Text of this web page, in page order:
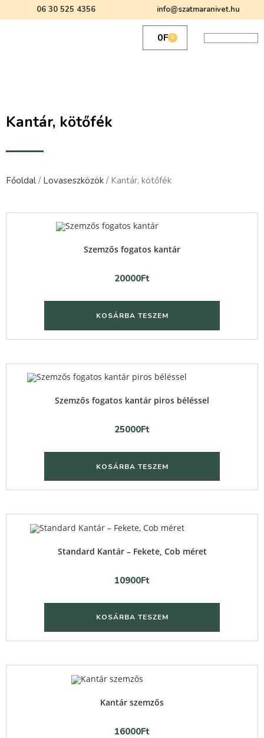
06 30 525 4356 info@szatmaranivet.hu
0Ft0
Kantár, kötőfék
Főoldal / Lovaseszközök / Kantár, kötőfék
Szemzős fogatos kantár
20000Ft
KOSÁRBA TESZEM
Szemzős fogatos kantár piros béléssel
25000Ft
KOSÁRBA TESZEM
Standard Kantár – Fekete, Cob méret
10900Ft
KOSÁRBA TESZEM
Kantár szemzős
16000Ft